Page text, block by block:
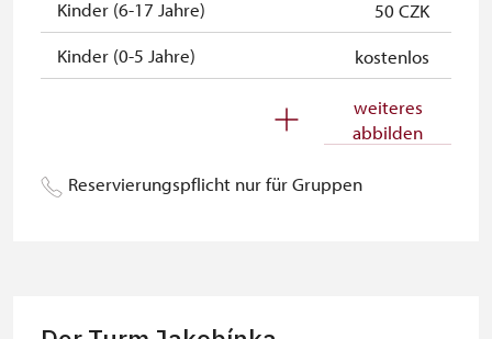
Kinder (6-17 Jahre)
50 CZK
Kinder (0-5 Jahre)
kostenlos
kostenlos
Begleitperson von Schülergruppen
pro 15 Schülern
weiteres
abbilden
Reservierungspflicht nur für Gruppen